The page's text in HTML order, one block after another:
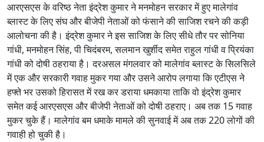
आरएसएस के वरिष्ठ नेता इंद्रेश कुमार ने मनमोहन सरकार में हुए मालेगांव
ब्लास्ट के लिए संघ और बीजेपी नेताओं को फंसाने की साजिश रचने की कड़ी
आलोचना की है। इंद्रेश कुमार ने इस साजिश के लिए सीधे तौर पर सोनिया
गांधी, मनमोहन सिंह, पी चिदंबरम, सलमान खुर्शीद समेत राहुल गांधी व प्रियंका
गांधी को दोषी ठहराया है। दरअसल मंगलवार को मालेगांव ब्लास्ट के सिलसिले
में एक और सरकारी गवाह मुकर गया और उसने आरोप लगाया कि एटीएस ने
हफ्ते भर उसको हिरासत में रख कर डराया धमकाया ताकि वो इंद्रेश कुमार
समेत कई आरएसएस और बीजेपी नेताओं को दोषी ठहराए। अब तक 15 गवाह
मुकर चुके हैं। मालेगांव बम धमाके मामले की सुनवाई में अब तक 220 लोगों की
गवाही हो चुकी है।